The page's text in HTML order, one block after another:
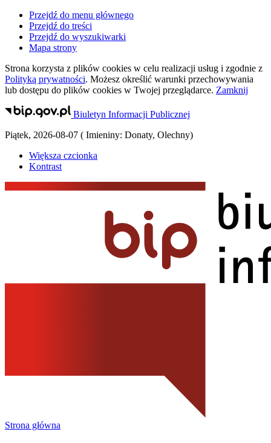
Przejdź do menu głównego
Przejdź do treści
Przejdź do wyszukiwarki
Mapa strony
Strona korzysta z plików cookies w celu realizacji usług i zgodnie z
Polityką prywatności. Możesz określić warunki przechowywania
lub dostępu do plików cookies w Twojej przeglądarce. Zamknij
Biuletyn Informacji Publicznej
Piątek, 2026-08-07 ( Imieniny: Donaty, Olechny)
Większa czcionka
Kontrast
Strona główna